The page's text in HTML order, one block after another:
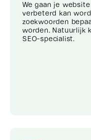
We gaan je
verbeterd kan
zoekwoorden
worden. Natuurlijk
SEO-specialist.